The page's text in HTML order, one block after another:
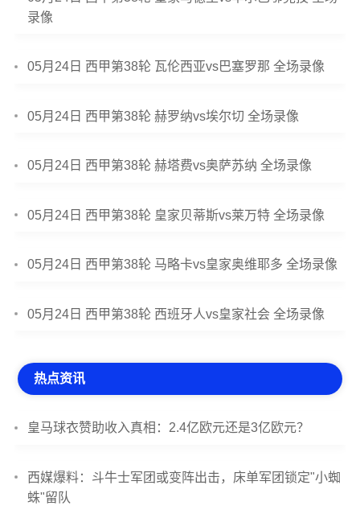
录像
05月24日 西甲第38轮 瓦伦西亚vs巴塞罗那 全场录像
05月24日 西甲第38轮 赫罗纳vs埃尔切 全场录像
05月24日 西甲第38轮 赫塔费vs奥萨苏纳 全场录像
05月24日 西甲第38轮 皇家贝蒂斯vs莱万特 全场录像
05月24日 西甲第38轮 马略卡vs皇家奥维耶多 全场录像
05月24日 西甲第38轮 西班牙人vs皇家社会 全场录像
热点资讯
皇马球衣赞助收入真相：2.4亿欧元还是3亿欧元？
西媒爆料：斗牛士军团或变阵出击，床单军团锁定"小蜘
蛛"留队